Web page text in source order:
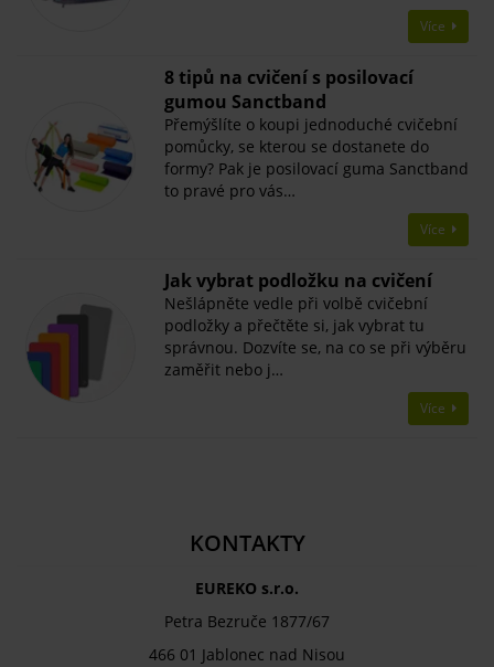
Více
8 tipů na cvičení s posilovací
gumou Sanctband
Přemýšlíte o koupi jednoduché cvičební
pomůcky, se kterou se dostanete do
formy? Pak je posilovací guma Sanctband
to pravé pro vás…
Více
Jak vybrat podložku na cvičení
Nešlápněte vedle při volbě cvičební
podložky a přečtěte si, jak vybrat tu
správnou. Dozvíte se, na co se při výběru
zaměřit nebo j…
Více
KONTAKTY
EUREKO s.r.o.
Petra Bezruče 1877/67
466 01 Jablonec nad Nisou